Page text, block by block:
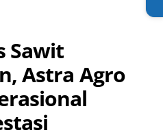
Sawit
Astra Agro